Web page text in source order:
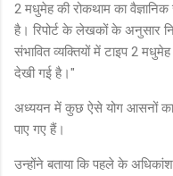
2 मधुमेह की रोकथाम का
है। रिपोर्ट के लेखकों के अनुसार
संभावित व्यक्तियों में टाइप 2
देखी गई है।"
अध्ययन में कुछ ऐसे योग आसनों का
पाए गए हैं।
उन्होंने बताया कि पहले के